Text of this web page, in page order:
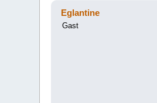
Eglantine
Gast